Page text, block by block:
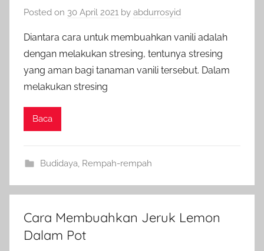
Posted on 30 April 2021 by abdurrosyid
Diantara cara untuk membuahkan vanili adalah
dengan melakukan stresing, tentunya stresing
yang aman bagi tanaman vanili tersebut. Dalam
melakukan stresing
Baca
Budidaya Rempah-rempah
Cara Membuahkan Jeruk Lemon
Dalam Pot